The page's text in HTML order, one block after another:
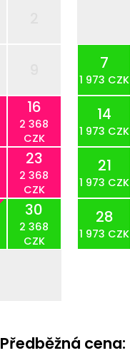
16
2 368
CZK
23
2 368
CZK
30
2 368
CZK
7
1 973 CZK
14
1 973 CZK
21
1 973 CZK
28
1 973 CZK
Předběžná cena: